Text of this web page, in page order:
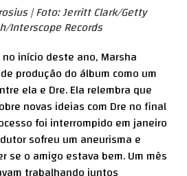
| Foto: Jerritt Clark/Getty
Interscope Records
início deste ano, Marsha
produção do álbum como um
ela e Dre. Ela relembra que
novas ideias com Dre no final
foi interrompido em janeiro
sofreu um aneurisma e
se o amigo estava bem. Um mês